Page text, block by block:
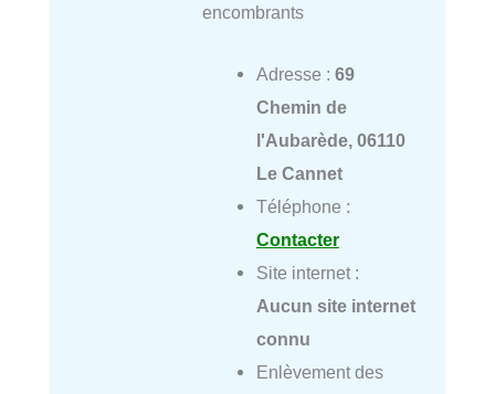
encombrants
Adresse : 69
Chemin de
l'Aubarède, 06110
Le Cannet
Téléphone :
Contacter
Site internet :
Aucun site internet
connu
Enlèvement des